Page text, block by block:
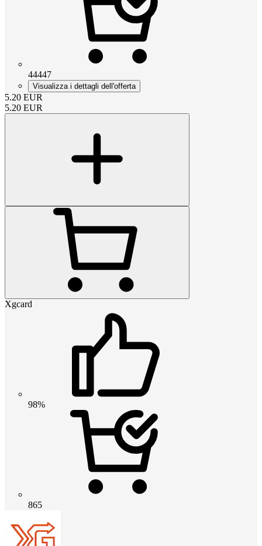
44447
Visualizza i dettagli dell'offerta
5.20 EUR
5.20 EUR
Xgcard
98%
865